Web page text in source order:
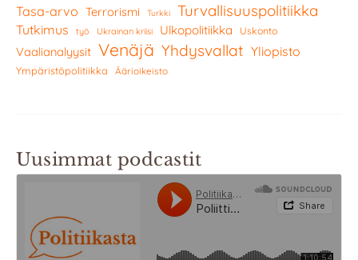
Tasa-arvo Terrorismi Turkki Turvallisuuspolitiikka
Tutkimus työ Ukrainan kriisi Ulkopolitiikka Uskonto
Vaalianalyysit Venäjä Yhdysvallat Yliopisto
Ympäristöpolitiikka Äärioikeisto
Uusimmat podcastit